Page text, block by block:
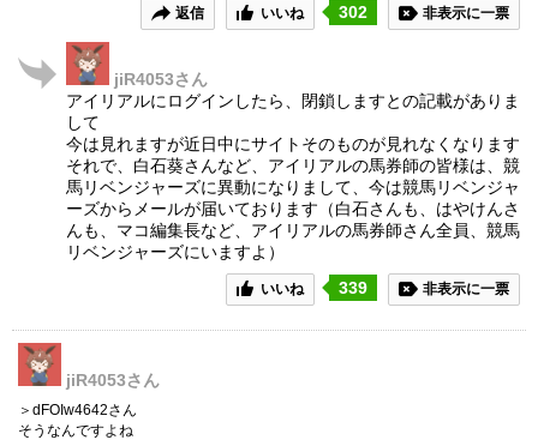
返信 いいね 302 非表示に一票
jiR4053さん
アイリアルにログインしたら、閉鎖しますとの記載がありま
して
今は見れますが近日中にサイトそのものが見れなくなります
それで、白石葵さんなど、アイリアルの馬券師の皆様は、競
馬リベンジャーズに異動になりまして、今は競馬リベンジャ
ーズからメールが届いております（白石さんも、はやけんさ
んも、マコ編集長など、アイリアルの馬券師さん全員、競馬
リベンジャーズにいますよ）
いいね 339 非表示に一票
jiR4053さん
＞dFOIw4642さん
そうなんですよね